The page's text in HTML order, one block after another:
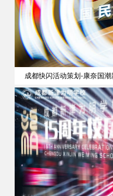
成都快闪活动策划-康奈国